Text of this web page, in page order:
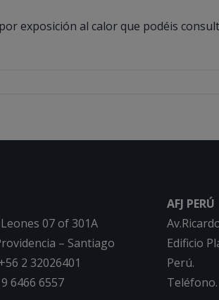
exposición al calor que podéis
07 of 301A
– Santiago
2 32026401
6466 6557
AFJ PERÚ
Edificio
Perú.